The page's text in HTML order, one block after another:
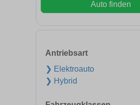
Auto finden
Antriebsart
❯ Elektroauto
❯ Hybrid